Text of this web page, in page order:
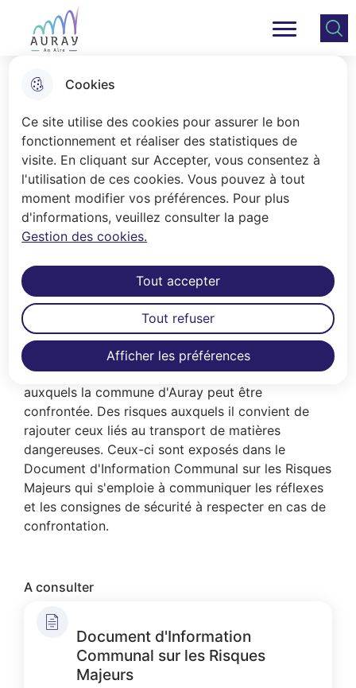
Cookies
Ce site utilise des cookies pour assurer le bon
fonctionnement et réaliser des statistiques de
visite. En cliquant sur Accepter, vous consentez à
l'utilisation de ces cookies. Vous pouvez à tout
moment modifier vos préférences. Pour plus
d'informations, veuillez consulter la page
Gestion des cookies.
Afficher les préférences
Tout accepter
Tout refuser
Aller
au
menu
Consulter
le plan
Ville Auray Menu principal
Accueil
La Ville d'Auray peut être
confrontée à certains risques
majeurs. Il s'agit pour la commune
d'assurer la sécurité des habitants
en se parant à tout incident.
Les risques
Tempête, feux de forêt, séisme, pandémie, grand
froid et canicule, ce sont les risques majeurs
auxquels la commune d'Auray peut être
confrontée. Des risques auxquels il convient de
rajouter ceux liés au transport de matières
dangereuses. Ceux-ci sont exposés dans le
Document d'Information Communal sur les Risques
Majeurs qui s'emploie à communiquer les réflexes
et les consignes de sécurité à respecter en cas de
confrontation.
A consulter
Document d'Information
Communal sur les Risques
Majeurs